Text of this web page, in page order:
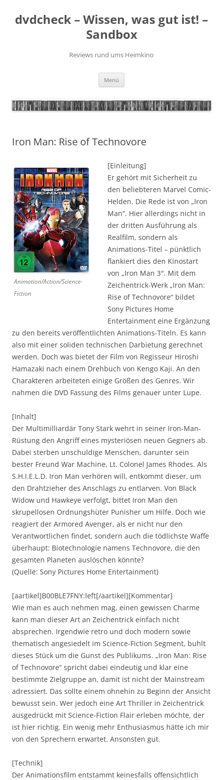
springen
dvdcheck – Wissen, was gut ist! –
Sandbox
Reviews rund ums Heimkino
Menü
Iron Man: Rise of Technovore
Animation/Action/Science-
Fiction
[Einleitung]
Er gehört mit Sicherheit zu
den beliebteren Marvel Comic-
Helden. Die Rede ist von „Iron
Man“. Hier allerdings nicht in
der dritten Ausführung als
Realfilm, sondern als
Animations-Titel – pünktlich
flankiert dies den Kinostart
von „Iron Man 3″. Mit dem
Zeichentrick-Werk „Iron Man:
Rise of Technovore“ bildet
Sony Pictures Home
Entertainment eine Ergänzung
zu den bereits veröffentlichten Animations-Titeln. Es kann
also mit einer soliden technischen Darbietung gerechnet
werden. Doch was bietet der Film von Regisseur Hiroshi
Hamazaki nach einem Drehbuch von Kengo Kaji. An den
Charakteren arbeiteten einige Größen des Genres. Wir
nahmen die DVD Fassung des Films genauer unter Lupe.
[Inhalt]
Der Multimilliardär Tony Stark wehrt in seiner Iron-Man-
Rüstung den Angriff eines mysteriösen neuen Gegners ab.
Dabei sterben unschuldige Menschen, darunter sein
bester Freund War Machine, Lt. Colonel James Rhodes. Als
S.H.I.E.L.D. Iron Man verhören will, entkommt dieser, um
den Drahtzieher des Anschlags zu entlarven. Von Black
Widow und Hawkeye verfolgt, bittet Iron Man den
skrupellosen Ordnungshüter Punisher um Hilfe. Doch wie
reagiert der Armored Avenger, als er nicht nur den
Verantwortlichen findet, sondern auch die tödlichste Waffe
überhaupt: Biotechnologie namens Technovore, die den
gesamten Planeten auslöschen könnte?
(Quelle: Sony Pictures Home Entertainment)
[aartikel]B00BLE7FNY:left[/aartikel][Kommentar]
Wie man es auch nehmen mag, einen gewissen Charme
kann man dieser Art an Zeichentrick einfach nicht
absprechen. Irgendwie retro und doch modern sowie
thematisch angesiedelt im Science-Fiction Segment, buhlt
dieses Stück um die Gunst des Publikums. „Iron Man: Rise
of Technovore“ spricht dabei eindeutig und klar eine
bestimmte Zielgruppe an, damit ist nicht der Mainstream
adressiert. Das sollte einem ohnehin zu Beginn der Ansicht
bewusst sein. Wer jedoch eine Art Thriller in Zeichentrick
ausgedrückt mit Science-Fiction Flair erleben möchte, der
ist hier richtig. Ein wenig mehr Enthusiasmus hätte ich mir
von den Sprechern erwartet. Ansonsten gut.
[Technik]
Der Animationsfilm entstammt keinesfalls offensichtlich